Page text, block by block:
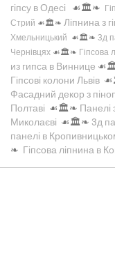
гіпсу в Одесі ☙🏛️❧
Стрий ☙🏛️❧ Ліпнина з
Хмельницький ☙🏛️❧ 3д
Чернівцях ☙🏛️❧ Гіпсова
из гипса в Виннице
Гіпсові колони Львів
Фасадний декор з
Полтаві ☙🏛️❧ Панелі
Миколаєві ☙🏛️❧ 3д
панелі в
❧ Гіпсова ліпнина в